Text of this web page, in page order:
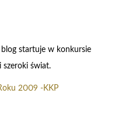
startuje w konkursie
szeroki świat.
2009 -KKP